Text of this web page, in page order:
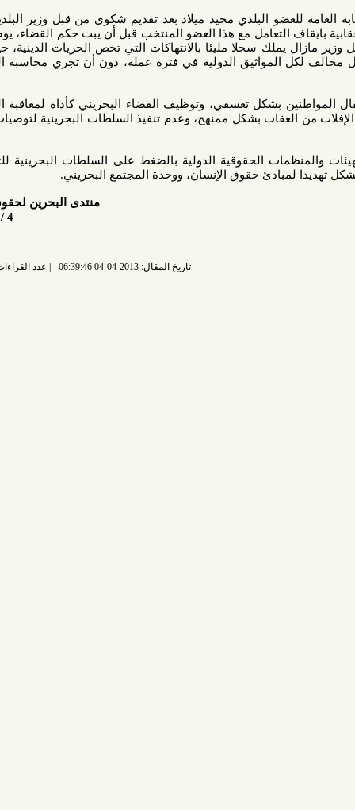
البلدي مجيد ميلاد بعد تقديم شكوى من قبل وزير البلديات جمعة
التعامل مع هذا العضو المنتخب قبل أن يبت حكم القضاء، يوضح طبيعة
يملك سجلا مليئا بالانتهاكات التي تخص الحريات الدينية، حيث تعرض
المواثيق الدولية في فترة عمله، دون أن تجري محاسبة المتورطين
بشكل تعسفي، وتوظيف القضاء البحريني كأداة لمعاقبة المعارضين
بشكل ممنهج، وعدم تنفيذ السلطات البحرينية لتوصيات بسيوني
الحقوقية الدولية بالضغط على السلطات البحرينية للتوقف عن
حقوق الإنسان، ووحدة المجتمع البحريني.
منتدى البحرين لحقوق الإنسان
عدد القراءات: 7207 قراءة |